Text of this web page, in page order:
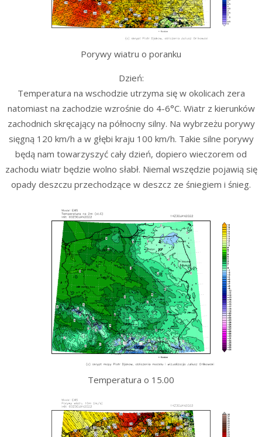
Porywy wiatru o poranku
Dzień:
Temperatura na wschodzie utrzyma się w okolicach zera
natomiast na zachodzie wzrośnie do 4-6°C. Wiatr z kierunków
zachodnich skręcający na północny silny. Na wybrzeżu porywy
sięgną 120 km/h a w głębi kraju 100 km/h. Takie silne porywy
będą nam towarzyszyć cały dzień, dopiero wieczorem od
zachodu wiatr będzie wolno słabł. Niemal wszędzie pojawią się
opady deszczu przechodzące w deszcz ze śniegiem i śnieg.
Temperatura o 15.00